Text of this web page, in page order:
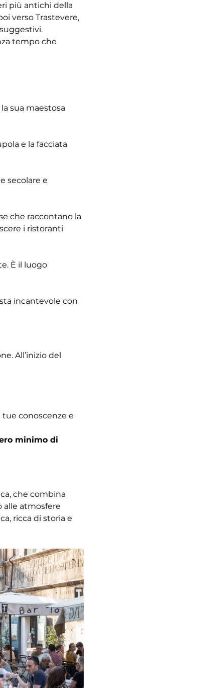
più antichi della
verso Trastevere,
tempo che
sua maestosa
e la facciata
secolare e
che raccontano la
i ristoranti
È il luogo
incantevole con
All’inizio del
conoscenze e
minimo di
che combina
alle atmosfere
ricca di storia e